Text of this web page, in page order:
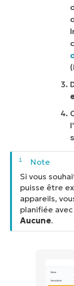
(
Si vous
puisse être
appareils,
planifiée
Aucune.